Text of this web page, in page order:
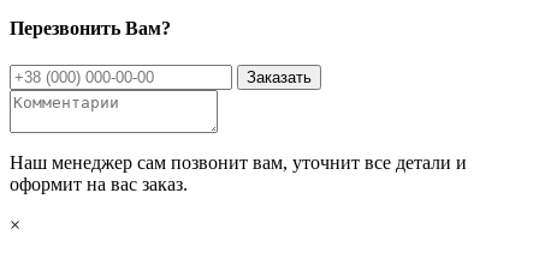
Перезвонить Вам?
Наш менеджер сам позвонит вам, уточнит все детали и
оформит на вас заказ.
×